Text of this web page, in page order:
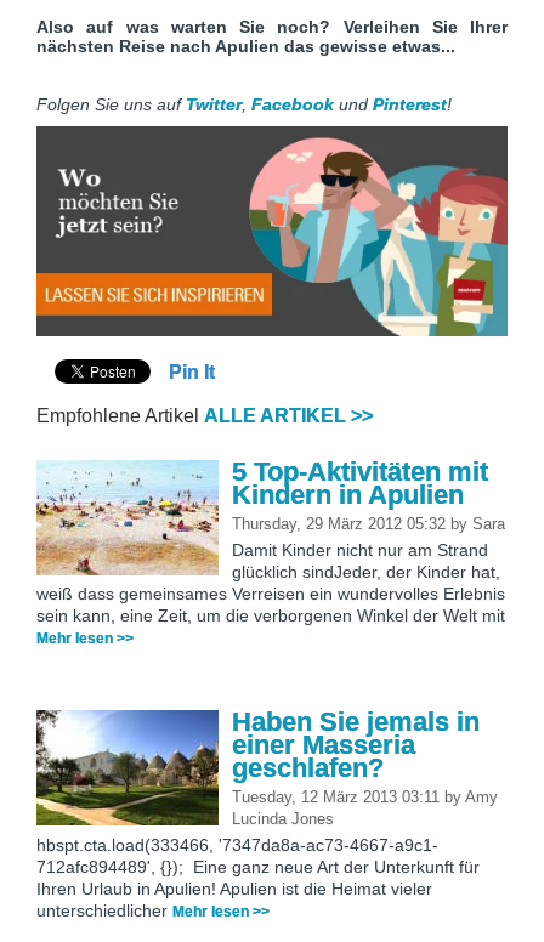
Also auf was warten Sie noch? Verleihen Sie Ihrer
nächsten Reise nach Apulien das gewisse etwas...
Folgen Sie uns auf Twitter, Facebookund Pinterest!
Pin It
Empfohlene Artikel ALLE ARTIKEL >>
5 Top-Aktivitäten mit
Kindern in Apulien
Thursday, 29 März 2012 05:32 by Sara
Damit Kinder nicht nur am Strand
glücklich sindJeder, der Kinder hat,
weiß dass gemeinsames Verreisen ein wundervolles Erlebnis
sein kann, eine Zeit, um die verborgenen Winkel der Welt mit
Mehr lesen >>
Haben Sie jemals in
einer Masseria
geschlafen?
Tuesday, 12 März 2013 03:11 by Amy
Lucinda Jones
hbspt.cta.load(333466, '7347da8a-ac73-4667-a9c1-
712afc894489', {}); Eine ganz neue Art der Unterkunft für
Ihren Urlaub in Apulien! Apulien ist die Heimat vieler
unterschiedlicher Mehr lesen >>